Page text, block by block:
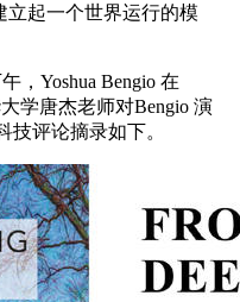
起一个世界运行的模
Yoshua Bengio 在
学唐杰老师对Bengio 演
评论摘录如下。